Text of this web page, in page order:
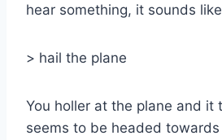
hear something, it sounds
> hail the plane
You holler at the plane and it
seems to be headed towards